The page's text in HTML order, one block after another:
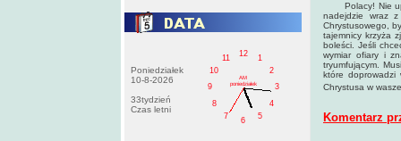
Poniedziałek
10-8-2026
33tydzień
Czas letni
1
2
3
4
5
6
7
8
9
10
11
12
AM
poniedziałek
Polacy! Nie
nadejdzie wraz
Chrystusowego,
tajemnicy krzyża
boleści. Jeśli
wymiar ofiary i
tryumfującym.
które doprowadzi
Chrystusa w
Komentarz